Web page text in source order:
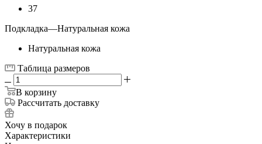
37
Подкладка—Натуральная кожа
Натуральная кожа
Таблица размеров
В корзину
Рассчитать доставку
Хочу в подарок
Характеристики